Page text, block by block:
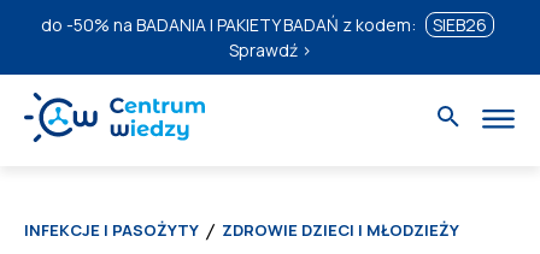
do -50% na BADANIA I PAKIETY BADAŃ z kodem:
SIEB26
Sprawdź ›
INFEKCJE I PASOŻYTY ZDROWIE DZIECI I MŁODZIEŻY